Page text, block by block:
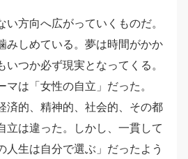
方向へ広がっていくものだ。
みしめている。夢は時間がかか
いつか必ず現実となってくる。
は「女性の自立」だった。
的、精神的、社会的、その都
立は違った。しかし、一貫して
人生は自分で選ぶ」だったよう